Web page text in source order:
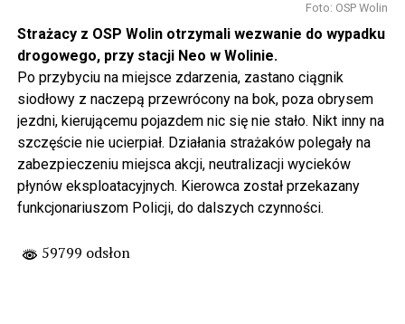
Foto: OSP Wolin
Strażacy z OSP Wolin otrzymali wezwanie do wypadku
drogowego, przy stacji Neo w Wolinie.
Po przybyciu na miejsce zdarzenia, zastano ciągnik
siodłowy z naczepą przewrócony na bok, poza obrysem
jezdni, kierującemu pojazdem nic się nie stało. Nikt inny na
szczęście nie ucierpiał. Działania strażaków polegały na
zabezpieczeniu miejsca akcji, neutralizacji wycieków
płynów eksploatacyjnych. Kierowca został przekazany
funkcjonariuszom Policji, do dalszych czynności.
59799 odsłon